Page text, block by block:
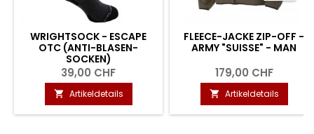
WRIGHTSOCK - ESCAPE
OTC (ANTI-BLASEN-
SOCKEN)
39,00 CHF
 Artikeldetails
FLEECE-JACKE ZIP-OFF -
ARMY "SUISSE" - MAN
179,00 CHF
 Artikeldetails